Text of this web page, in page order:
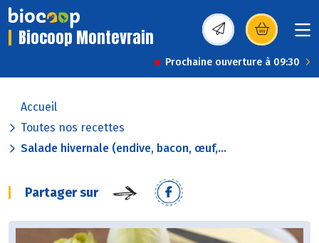
Biocoop Montevrain (s’ouvre dans une
Prochaine ouverture à 09:30
Accueil
Toutes nos recettes
Salade hivernale (endive, bacon, œuf,...
Partager sur